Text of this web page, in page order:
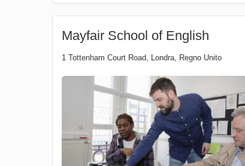
Mayfair School of English
1 Tottenham Court Road, Londra, Regno Unito